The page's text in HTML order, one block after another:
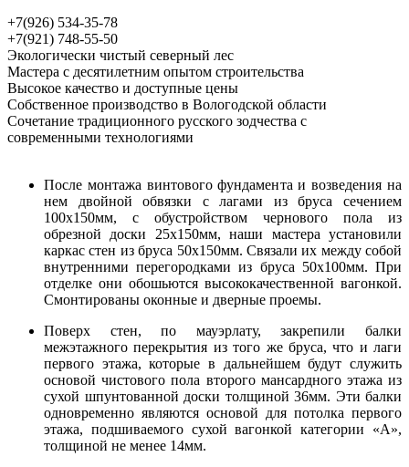
+7(926) 534-35-78
+7(921) 748-55-50
Экологически чистый северный лес
Мастера с десятилетним опытом строительства
Высокое качество и доступные цены
Собственное производство в Вологодской области
Сочетание традиционного русского зодчества с
современными технологиями
После монтажа винтового фундамента и возведения на
нем двойной обвязки с лагами из бруса сечением
100х150мм, с обустройством чернового пола из
обрезной доски 25х150мм, наши мастера установили
каркас стен из бруса 50х150мм. Связали их между собой
внутренними перегородками из бруса 50х100мм. При
отделке они обошьются высококачественной вагонкой.
Смонтированы оконные и дверные проемы.
Поверх стен, по мауэрлату, закрепили балки
межэтажного перекрытия из того же бруса, что и лаги
первого этажа, которые в дальнейшем будут служить
основой чистового пола второго мансардного этажа из
сухой шпунтованной доски толщиной 36мм. Эти балки
одновременно являются основой для потолка первого
этажа, подшиваемого сухой вагонкой категории «А»,
толщиной не менее 14мм.